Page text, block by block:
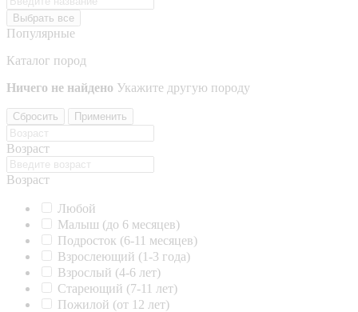
Выбрать все
Популярные
Каталог пород
Ничего не найдено Укажите другую породу
Сбросить Применить
Возраст
Возраст
Любой
Малыш (до 6 месяцев)
Подросток (6-11 месяцев)
Взрослеющий (1-3 года)
Взрослый (4-6 лет)
Стареющий (7-11 лет)
Пожилой (от 12 лет)